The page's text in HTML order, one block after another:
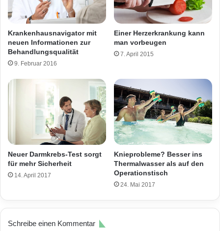
Krankenhausnavigator mit
neuen Informationen zur
Behandlungsqualität
9. Februar 2016
Einer Herzerkrankung kann
man vorbeugen
7. April 2015
Neuer Darmkrebs-Test sorgt
für mehr Sicherheit
14. April 2017
Knieprobleme? Besser ins
Thermalwasser als auf den
Operationstisch
24. Mai 2017
Schreibe einen Kommentar